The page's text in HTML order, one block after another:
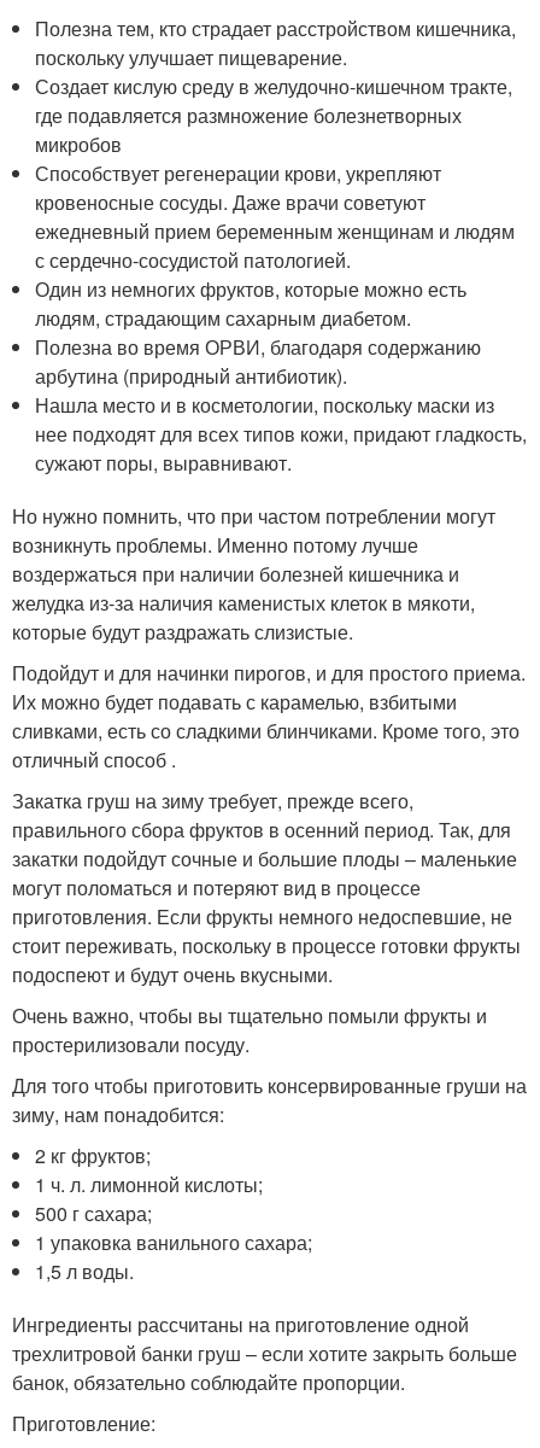
Полезна тем, кто страдает расстройством кишечника,
поскольку улучшает пищеварение.
Создает кислую среду в желудочно-кишечном тракте,
где подавляется размножение болезнетворных
микробов
Способствует регенерации крови, укрепляют
кровеносные сосуды. Даже врачи советуют
ежедневный прием беременным женщинам и людям
с сердечно-сосудистой патологией.
Один из немногих фруктов, которые можно есть
людям, страдающим сахарным диабетом.
Полезна во время ОРВИ, благодаря содержанию
арбутина (природный антибиотик).
Нашла место и в косметологии, поскольку маски из
нее подходят для всех типов кожи, придают гладкость,
сужают поры, выравнивают.
Но нужно помнить, что при частом потреблении могут
возникнуть проблемы. Именно потому лучше
воздержаться при наличии болезней кишечника и
желудка из-за наличия каменистых клеток в мякоти,
которые будут раздражать слизистые.
Подойдут и для начинки пирогов, и для простого приема.
Их можно будет подавать с карамелью, взбитыми
сливками, есть со сладкими блинчиками. Кроме того, это
отличный способ .
Закатка груш на зиму требует, прежде всего,
правильного сбора фруктов в осенний период. Так, для
закатки подойдут сочные и большие плоды – маленькие
могут поломаться и потеряют вид в процессе
приготовления. Если фрукты немного недоспевшие, не
стоит переживать, поскольку в процессе готовки фрукты
подоспеют и будут очень вкусными.
Очень важно, чтобы вы тщательно помыли фрукты и
простерилизовали посуду.
Для того чтобы приготовить консервированные груши на
зиму, нам понадобится:
2 кг фруктов;
1 ч. л. лимонной кислоты;
500 г сахара;
1 упаковка ванильного сахара;
1,5 л воды.
Ингредиенты рассчитаны на приготовление одной
трехлитровой банки груш – если хотите закрыть больше
банок, обязательно соблюдайте пропорции.
Приготовление: